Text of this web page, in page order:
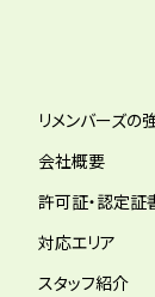
リメンバーズの
会社概要
許可証・認定証
対応エリア
スタッフ紹介